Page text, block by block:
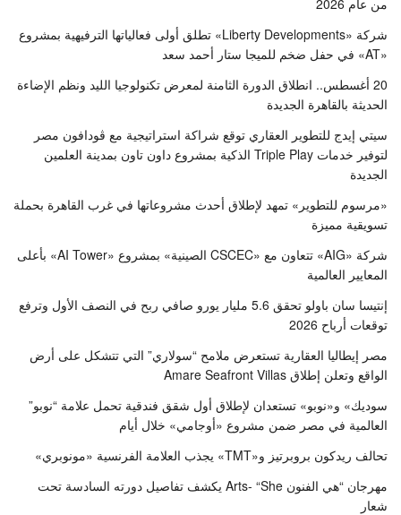
من عام 2026
شركة «Liberty Developments» تطلق أولى فعالياتها الترفيهية بمشروع
«AT» في حفل ضخم للميجا ستار أحمد سعد
20 أغسطس.. انطلاق الدورة الثامنة لمعرض تكنولوجيا الليد ونظم الإضاءة
الحديثة بالقاهرة الجديدة
سيتي إيدج للتطوير العقاري توقع شراكة استراتيجية مع ڤودافون مصر
لتوفير خدمات Triple Play الذكية بمشروع داون تاون بمدينة العلمين
الجديدة
«مرسوم للتطوير» تمهد لإطلاق أحدث مشروعاتها في غرب القاهرة بحملة
تسويقية مميزة
شركة «AIG» تتعاون مع «CSCEC الصينية» بمشروع «AI Tower» بأعلى
المعايير العالمية
إنتيسا سان باولو تحقق 5.6 مليار يورو صافي ربح في النصف الأول وترفع
توقعات أرباح 2026
مصر إيطاليا العقارية تستعرض ملامح “سولاري” التي تتشكل على أرض
الواقع وتعلن إطلاق Amare Seafront Villas
سوديك» و«نوبو» تستعدان لإطلاق أول شقق فندقية تحمل علامة “نوبو”
العالمية في مصر ضمن مشروع «أوجامي» خلال أيام
تحالف ريدكون بروبرتيز و«TMT» يجذب العلامة الفرنسية «مونوبري»
مهرجان “هي الفنون Arts- “She يكشف تفاصيل دورته السادسة تحت
شعار